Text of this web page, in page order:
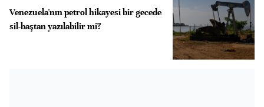
Venezuela'nın petrol hikayesi bir gecede
sil-baştan yazılabilir mi?